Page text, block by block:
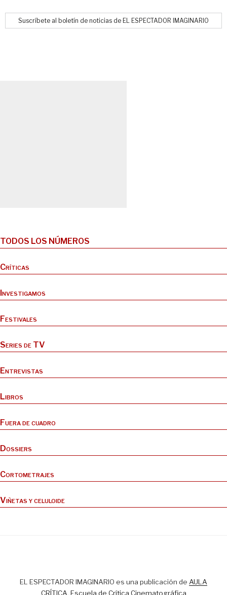
Suscríbete al boletín de noticias de EL ESPECTADOR IMAGINARIO
TODOS LOS NÚMEROS
Críticas
Investigamos
Festivales
Series de TV
Entrevistas
Libros
Fuera de cuadro
Dossiers
Cortometrajes
Viñetas y celuloide
EL ESPECTADOR IMAGINARIO es una publicación de AULA
CRÍTICA, Escuela de Crítica Cinematográfica